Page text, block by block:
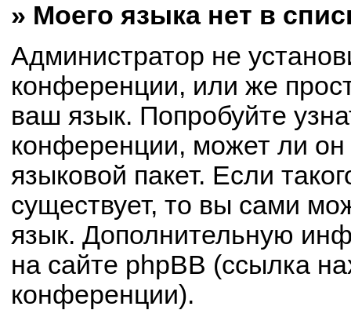
» Моего языка нет в
Администратор не
конференции, или же
ваш язык. Попробуйте
конференции, может ли
языковой пакет. Если
существует, то вы сами
язык. Дополнительную
на сайте phpBB (ссылка
конференции).